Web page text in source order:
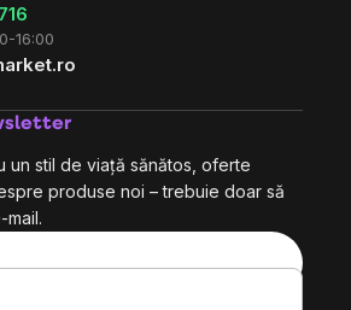
16:00
un stil de viață sănătos, oferte
produse noi – trebuie doar să